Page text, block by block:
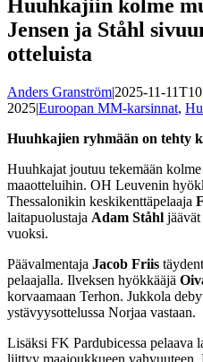
Huuhkajiin kolme
Jensen ja Ståhl
otteluista
Anders Granström|2025-11-
2025|Euroopan MM-karsinnat,
Huuhkajien ryhmään on tehty
Huuhkajat joutuu tekemään
maaotteluihin. OH Leuvenin
Thessalonikin keskikenttäpelaaja
laitapuolustaja Adam Ståhl
vuoksi.
Päävalmentaja Jacob Friis
pelaajalla. Ilveksen hyökkääjä
korvaamaan Terhon. Jukkola
ystävyysottelussa Norjaa vastaan.
Lisäksi FK Pardubicessa pelaava
liittyy maajoukkueen